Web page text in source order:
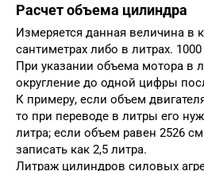
Расчет объема цилиндра
Измеряется данная величина в
сантиметрах либо в литрах.
При указании объема мотора в
округление до одной цифры
К примеру, если объем
то при переводе в литры его
литра; если объем равен 2526
записать как 2,5 литра.
Литраж цилиндров силовых